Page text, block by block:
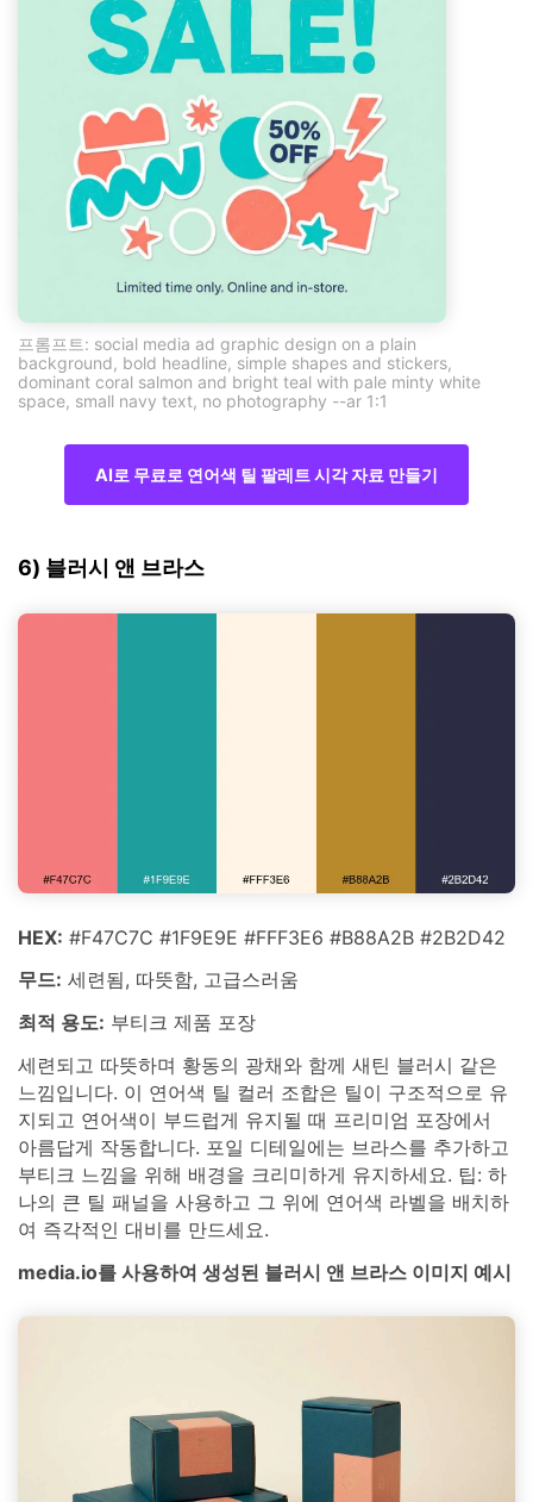
프롬프트: social media ad graphic design on a plain
background, bold headline, simple shapes and stickers,
dominant coral salmon and bright teal with pale minty white
space, small navy text, no photography --ar 1:1
AI로 무료로 연어색 틸 팔레트 시각 자료 만들기
6) 블러시 앤 브라스
HEX: #F47C7C #1F9E9E #FFF3E6 #B88A2B #2B2D42
무드: 세련됨, 따뜻함, 고급스러움
최적 용도: 부티크 제품 포장
세련되고 따뜻하며 황동의 광채와 함께 새틴 블러시 같은
느낌입니다. 이 연어색 틸 컬러 조합은 틸이 구조적으로 유
지되고 연어색이 부드럽게 유지될 때 프리미엄 포장에서
아름답게 작동합니다. 포일 디테일에는 브라스를 추가하고
부티크 느낌을 위해 배경을 크리미하게 유지하세요. 팁: 하
나의 큰 틸 패널을 사용하고 그 위에 연어색 라벨을 배치하
여 즉각적인 대비를 만드세요.
media.io를 사용하여 생성된 블러시 앤 브라스 이미지 예시